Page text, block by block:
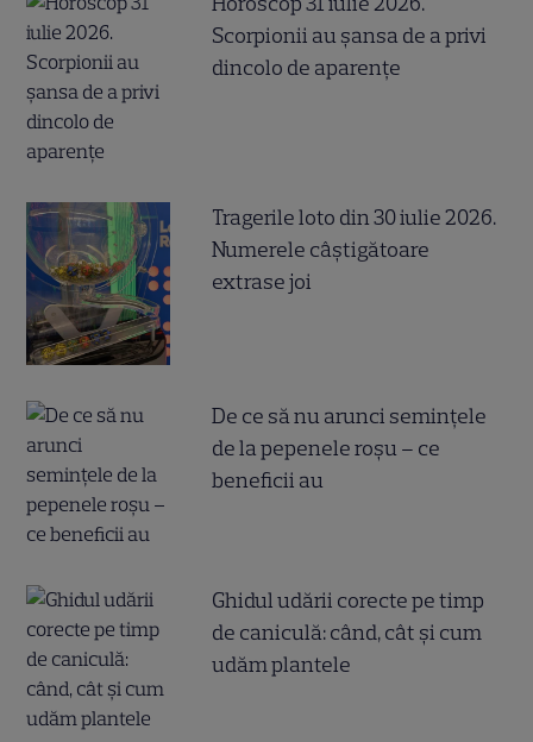
Scorpionii au șansa de a privi
dincolo de aparențe
Tragerile loto din 30 iulie 2026.
Numerele câştigătoare
extrase joi
De ce să nu arunci semințele
de la pepenele roșu – ce
beneficii au
Ghidul udării corecte pe timp
de caniculă: când, cât şi cum
udăm plantele